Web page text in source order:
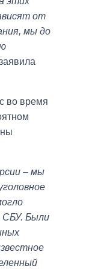
от
мы до
во время
– мы
СБУ. Были